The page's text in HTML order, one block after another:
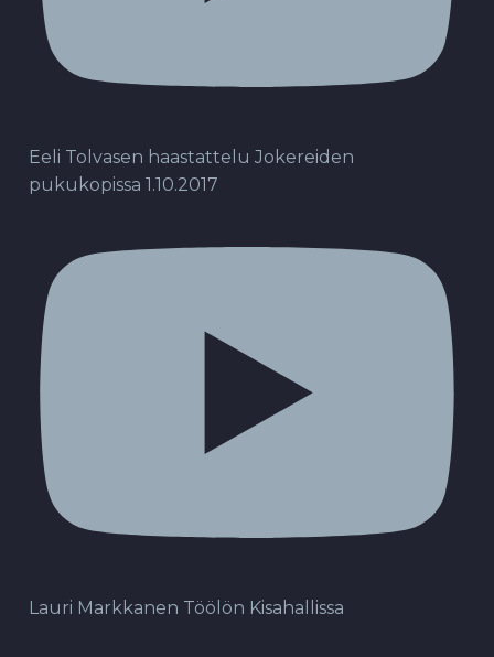
Eeli Tolvasen haastattelu Jokereiden
pukukopissa 1.10.2017
Lauri Markkanen Töölön Kisahallissa